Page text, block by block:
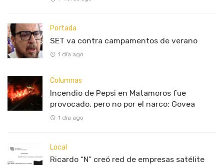
Portada
SET va contra campamentos de verano
1 día ago
Columnas
Incendio de Pepsi en Matamoros fue
provocado, pero no por el narco: Govea
1 día ago
Local
Ricardo “N” creó red de empresas satélite